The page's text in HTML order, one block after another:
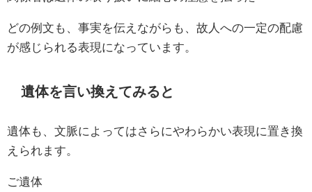
どの例文も、事実を伝えながらも、故人への一定の配慮
が感じられる表現になっています。
遺体を言い換えてみると
遺体も、文脈によってはさらにやわらかい表現に置き換
えられます。
ご遺体